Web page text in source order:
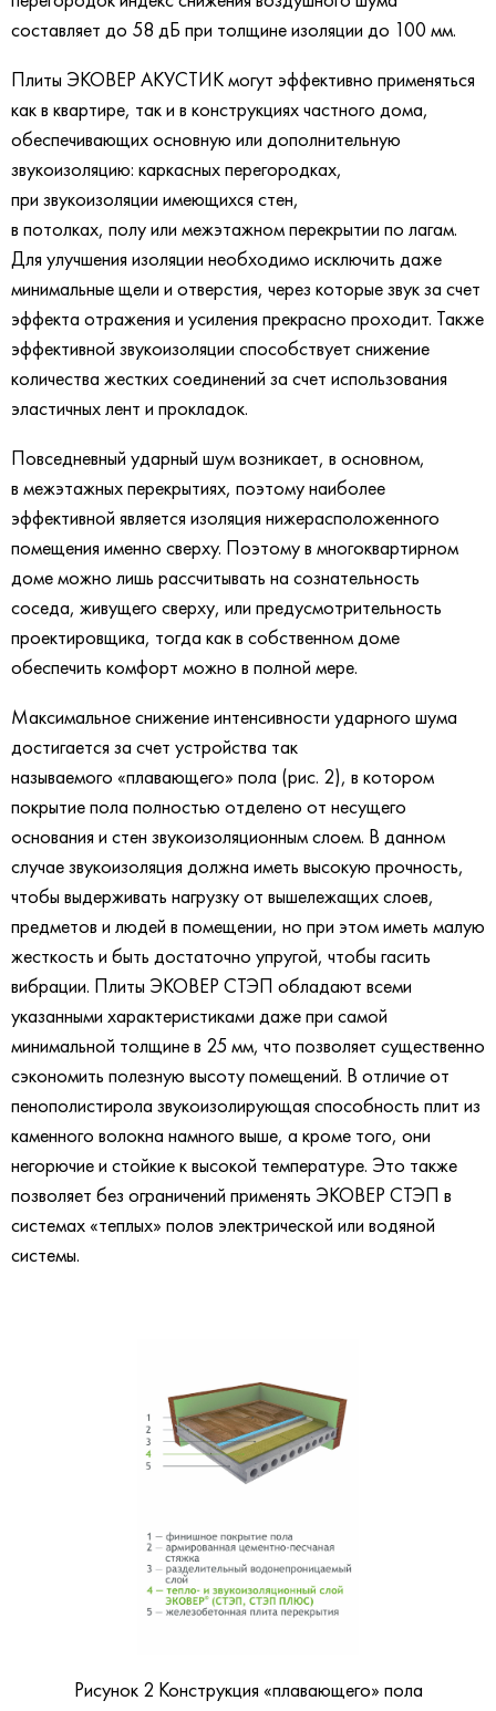
составляет до 58 дБ при толщине изоляции до 100 мм.
Плиты ЭКОВЕР АКУСТИК могут эффективно применяться
как в квартире, так и в конструкциях частного дома,
обеспечивающих основную или дополнительную
звукоизоляцию: каркасных перегородках,
при звукоизоляции имеющихся стен,
в потолках, полу или межэтажном перекрытии по лагам.
Для улучшения изоляции необходимо исключить даже
минимальные щели и отверстия, через которые звук за счет
эффекта отражения и усиления прекрасно проходит. Также
эффективной звукоизоляции способствует снижение
количества жестких соединений за счет использования
эластичных лент и прокладок.
Повседневный ударный шум возникает, в основном,
в межэтажных перекрытиях, поэтому наиболее
эффективной является изоляция нижерасположенного
помещения именно сверху. Поэтому в многоквартирном
доме можно лишь рассчитывать на сознательность
соседа, живущего сверху, или предусмотрительность
проектировщика, тогда как в собственном доме
обеспечить комфорт можно в полной мере.
Максимальное снижение интенсивности ударного шума
достигается за счет устройства так
называемого «плавающего» пола (рис. 2), в котором
покрытие пола полностью отделено от несущего
основания и стен звукоизоляционным слоем. В данном
случае звукоизоляция должна иметь высокую прочность,
чтобы выдерживать нагрузку от вышележащих слоев,
предметов и людей в помещении, но при этом иметь малую
жесткость и быть достаточно упругой, чтобы гасить
вибрации. Плиты ЭКОВЕР СТЭП обладают всеми
указанными характеристиками даже при самой
минимальной толщине в 25 мм, что позволяет существенно
сэкономить полезную высоту помещений. В отличие от
пенополистирола звукоизолирующая способность плит из
каменного волокна намного выше, а кроме того, они
негорючие и стойкие к высокой температуре. Это также
позволяет без ограничений применять ЭКОВЕР СТЭП в
системах «теплых» полов электрической или водяной
системы.
Рисунок 2 Конструкция «плавающего» пола